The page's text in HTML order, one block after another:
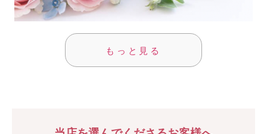
もっと見る